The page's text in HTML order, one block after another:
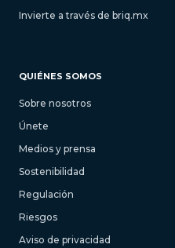
Invierte a través de briq.mx
QUIÉNES SOMOS
Sobre nosotros
Únete
Medios y prensa
Sostenibilidad
Regulación
Riesgos
Aviso de privacidad